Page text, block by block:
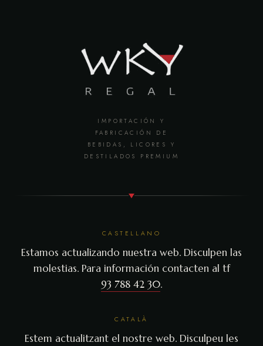
IMPORTACIÓN Y
FABRICACIÓN DE
BEBIDAS, LICORES Y
DESTILADOS PREMIUM
CASTELLANO
Estamos actualizando nuestra web. Disculpen las
molestias. Para información contacten al tf
93 788 42 30.
CATALÀ
Estem actualitzant el nostre web. Disculpeu les